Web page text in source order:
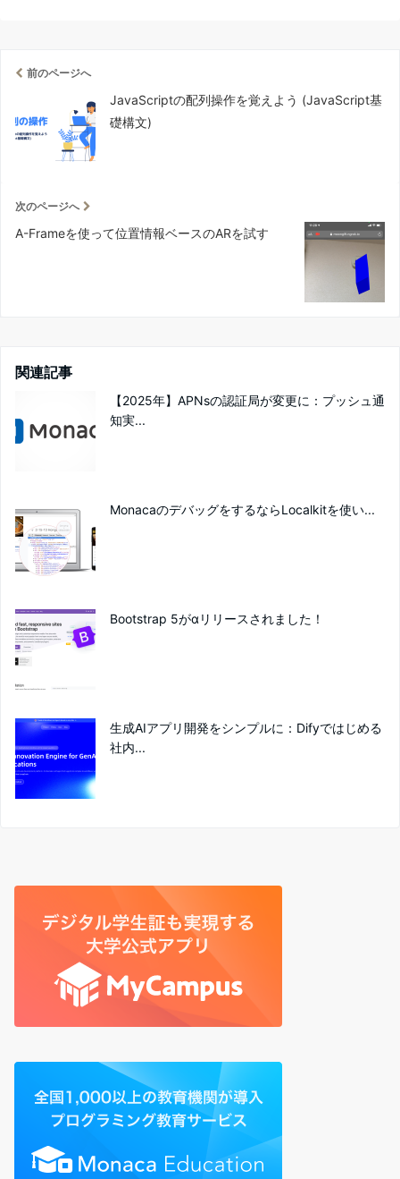
前のページへ
JavaScriptの配列操作を覚えよう (JavaScript基
礎構文)
次のページへ
A-Frameを使って位置情報ベースのARを試す
関連記事
【2025年】APNsの認証局が変更に：プッシュ通
知実...
MonacaのデバッグをするならLocalkitを使い...
Bootstrap 5がαリリースされました！
生成AIアプリ開発をシンプルに：Difyではじめる
社内...